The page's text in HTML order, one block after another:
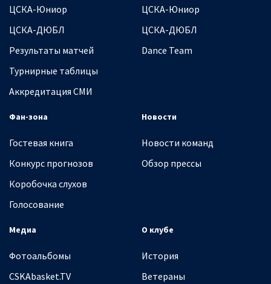
ЦСКА-Юниор
ЦСКА-ДЮБЛ
Результаты матчей
Турнирные таблицы
Аккредитация СМИ
ЦСКА-Юниор
ЦСКА-ДЮБЛ
Dance Team
Фан-зона
Гостевая книга
Конкурс прогнозов
Коробочка слухов
Голосование
Новости
Новости команд
Обзор прессы
Медиа
Фотоальбомы
CSKAbasket.TV
О клубе
История
Ветераны